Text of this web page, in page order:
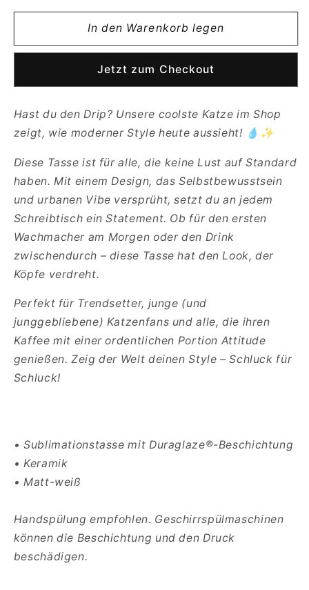
Menge
Dein
–
Style
für
Kaffeepause!
Menge
für
Dein
Tasse
–
Style
für
Kaffeepause!
In den Warenkorb legen
Jetzt zum Checkout
Hast du den Drip? Unsere coolste Katze im Shop
zeigt, wie moderner Style heute aussieht! 💧✨
Diese Tasse ist für alle, die keine Lust auf Standard
haben. Mit einem Design, das Selbstbewusstsein
und urbanen Vibe versprüht, setzt du an jedem
Schreibtisch ein Statement. Ob für den ersten
Wachmacher am Morgen oder den Drink
zwischendurch – diese Tasse hat den Look, der
Köpfe verdreht.
Perfekt für Trendsetter, junge (und
junggebliebene) Katzenfans und alle, die ihren
Kaffee mit einer ordentlichen Portion Attitude
genießen. Zeig der Welt deinen Style – Schluck für
Schluck!
• Sublimationstasse mit Duraglaze®-Beschichtung
• Keramik
• Matt-weiß
Handspülung empfohlen. Geschirrspülmaschinen
können die Beschichtung und den Druck
beschädigen.